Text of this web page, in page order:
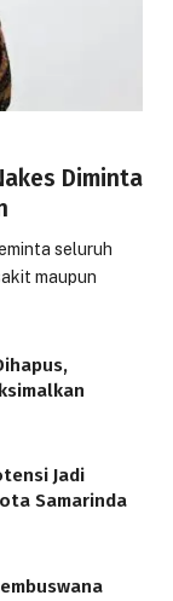
Diminta
seluruh
maupun
Jadi
Samarinda